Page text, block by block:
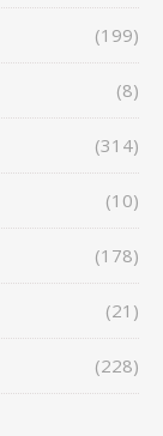
(199)
(8)
(314)
(10)
(178)
(21)
(228)